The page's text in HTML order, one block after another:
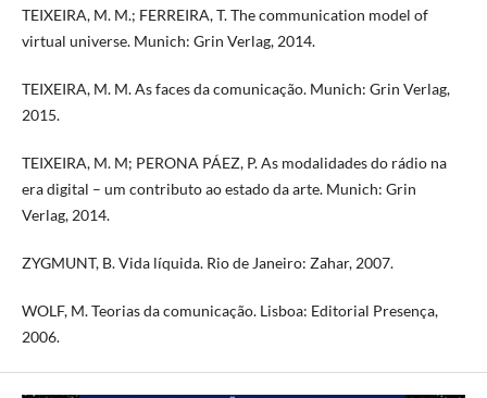
TEIXEIRA, M. M.; FERREIRA, T. The communication model of
virtual universe. Munich: Grin Verlag, 2014.
TEIXEIRA, M. M. As faces da comunicação. Munich: Grin Verlag,
2015.
TEIXEIRA, M. M; PERONA PÁEZ, P. As modalidades do rádio na
era digital – um contributo ao estado da arte. Munich: Grin
Verlag, 2014.
ZYGMUNT, B. Vida líquida. Rio de Janeiro: Zahar, 2007.
WOLF, M. Teorias da comunicação. Lisboa: Editorial Presença,
2006.